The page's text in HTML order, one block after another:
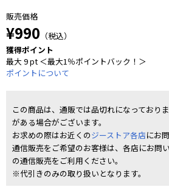
販売価格
¥990 （税込）
獲得ポイント
最大 9 pt ＜最大1％ポイントバック！＞
ポイントについて
この商品は、通販では品切れになっており
がある場合がございます。
お求めの際はお近くのジーストア各店にお
通信販売をご希望のお客様は、各店にお問
の通信販売をご利用ください。
※代引きのみの取り扱いとなります。